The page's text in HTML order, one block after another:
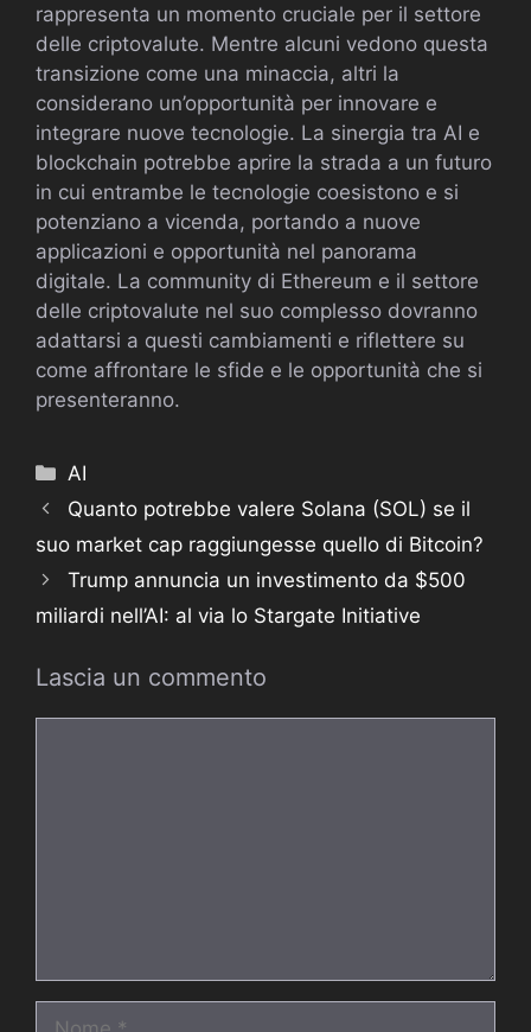
rappresenta un momento cruciale per il settore
delle criptovalute. Mentre alcuni vedono questa
transizione come una minaccia, altri la
considerano un’opportunità per innovare e
integrare nuove tecnologie. La sinergia tra AI e
blockchain potrebbe aprire la strada a un futuro
in cui entrambe le tecnologie coesistono e si
potenziano a vicenda, portando a nuove
applicazioni e opportunità nel panorama
digitale. La community di Ethereum e il settore
delle criptovalute nel suo complesso dovranno
adattarsi a questi cambiamenti e riflettere su
come affrontare le sfide e le opportunità che si
presenteranno.
Categorie
AI
Quanto potrebbe valere Solana (SOL) se il
suo market cap raggiungesse quello di Bitcoin?
Trump annuncia un investimento da $500
miliardi nell’AI: al via lo Stargate Initiative
Lascia un commento